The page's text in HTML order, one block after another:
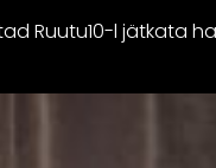
Ruutu10-l jätkata